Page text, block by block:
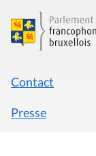
Contact
Presse